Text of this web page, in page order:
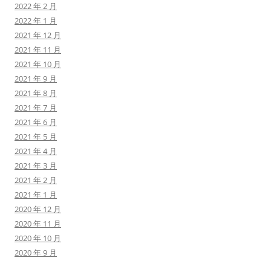
2022 年 2 月
2022 年 1 月
2021 年 12 月
2021 年 11 月
2021 年 10 月
2021 年 9 月
2021 年 8 月
2021 年 7 月
2021 年 6 月
2021 年 5 月
2021 年 4 月
2021 年 3 月
2021 年 2 月
2021 年 1 月
2020 年 12 月
2020 年 11 月
2020 年 10 月
2020 年 9 月